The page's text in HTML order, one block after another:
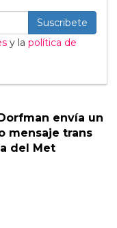
Suscribete
y la política de
envía un
mensaje trans
del Met